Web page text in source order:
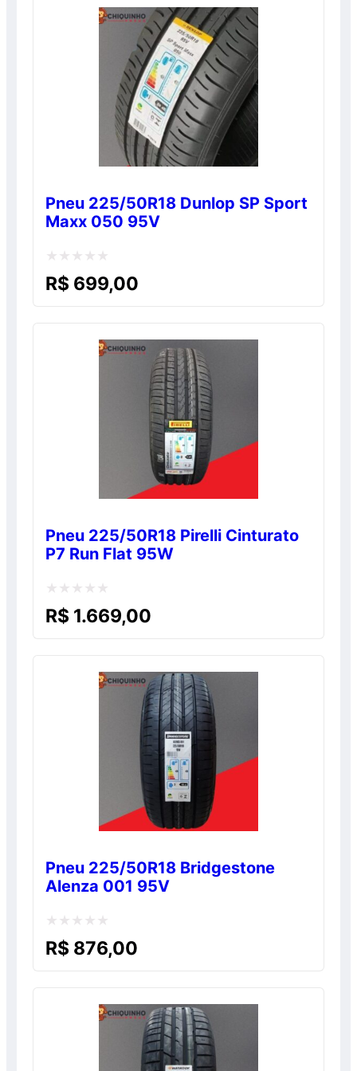
normal, sem o desconto. Promoção válida
enquanto durarem os estoques. Consulte!
Pneu 225/50R18 Dunlop SP Sport
Maxx 050 95V
Avaliação
R$ 699,00
Pneu 225/50R18 Pirelli Cinturato
P7 Run Flat 95W
Avaliação
R$ 1.669,00
Pneu 225/50R18 Bridgestone
Alenza 001 95V
Avaliação
R$ 876,00